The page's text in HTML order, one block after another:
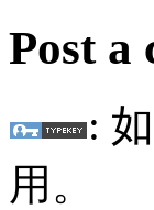
Post a
:
用。